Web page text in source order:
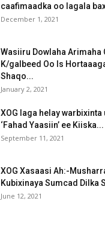
caafimaadka oo lagala
December 1, 2021
Wasiiru Dowlaha Arimaha
K/galbeed Oo Is
Shaqo...
January 2, 2021
XOG laga helay
‘Fahad Yaasiin’ ee Kiiska...
September 11, 2021
XOG Xasaasi Ah:-
Kubixinaya Sumcad Dilka
June 12, 2021